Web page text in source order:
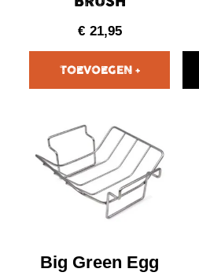
€ 21,95
Big Green Egg